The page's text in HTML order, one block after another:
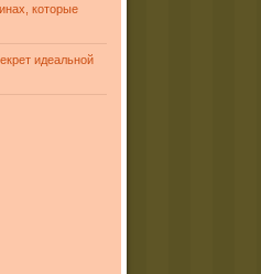
которые
идеальной